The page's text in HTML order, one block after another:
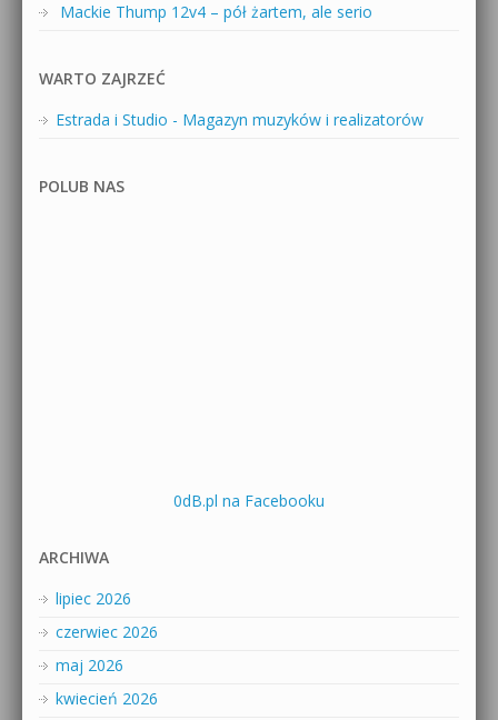
Mackie Thump 12v4 – pół żartem, ale serio
WARTO ZAJRZEĆ
Estrada i Studio - Magazyn muzyków i realizatorów
POLUB NAS
0dB.pl na Facebooku
ARCHIWA
lipiec 2026
czerwiec 2026
maj 2026
kwiecień 2026